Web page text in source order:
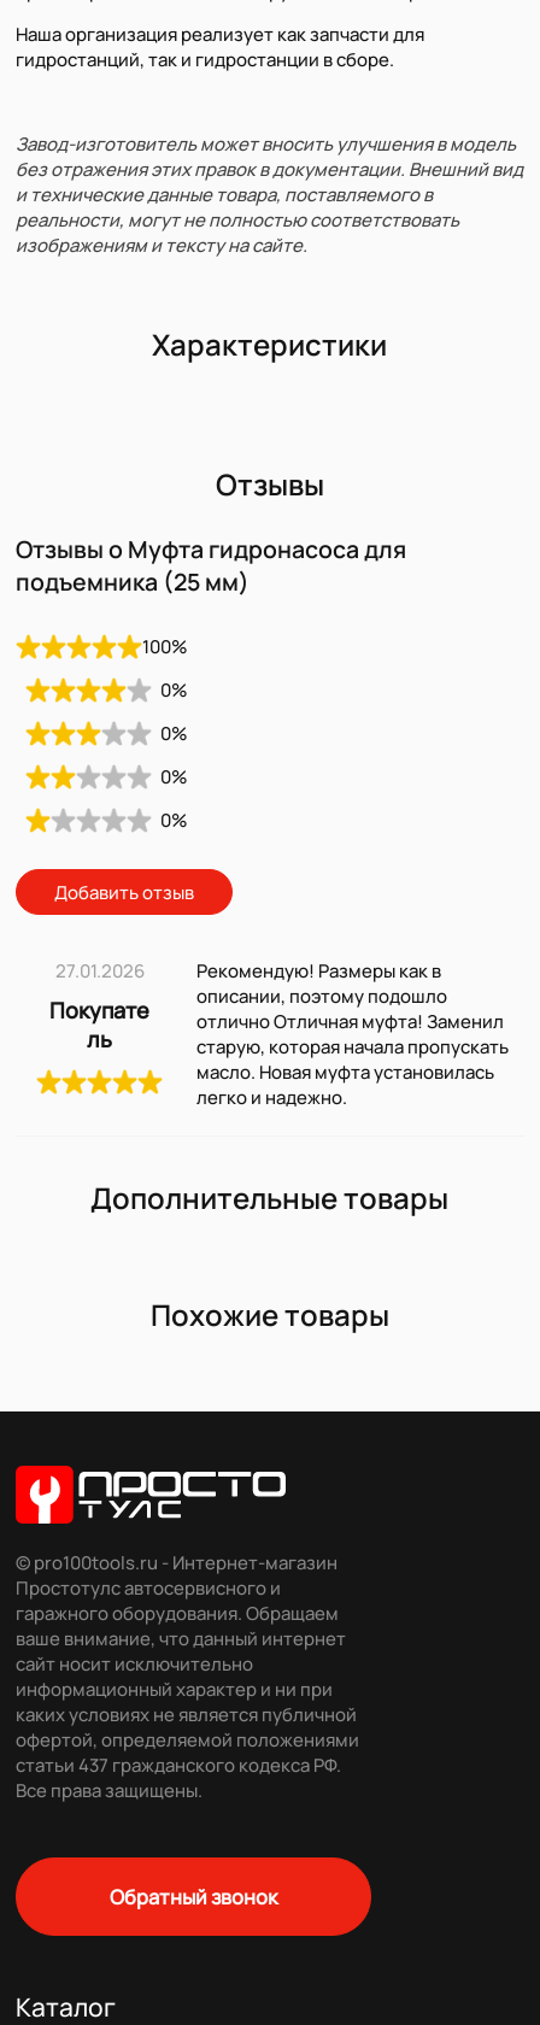
Наша организация реализует как запчасти для
гидростанций, так и гидростанции в сборе.
Завод-изготовитель может вносить улучшения в модель
без отражения этих правок в документации. Внешний вид
и технические данные товара, поставляемого в
реальности, могут не полностью соответствовать
изображениям и тексту на сайте.
Характеристики
Отзывы
Отзывы о Муфта гидронасоса для
подъемника (25 мм)
100%
0%
0%
0%
0%
Добавить отзыв
27.01.2026
Покупате
ль
Рекомендую! Размеры как в
описании, поэтому подошло
отлично Отличная муфта! Заменил
старую, которая начала пропускать
масло. Новая муфта установилась
легко и надежно.
Дополнительные товары
Похожие товары
© pro100tools.ru - Интернет-магазин
Простотулс автосервисного и
гаражного оборудования. Обращаем
ваше внимание, что данный интернет
сайт носит исключительно
информационный характер и ни при
каких условиях не является публичной
офертой, определяемой положениями
статьи 437 гражданского кодекса РФ.
Все права защищены.
Обратный звонок
Каталог